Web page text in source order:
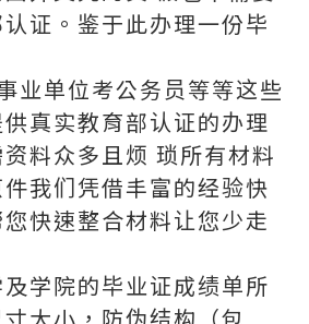
证。鉴于此办理一份毕
业单位考公务员等等这些
真实教育部认证的办理
料众多且烦 琐所有材料
我们凭借丰富的经验快
快速整合材料让您少走
学院的毕业证成绩单所